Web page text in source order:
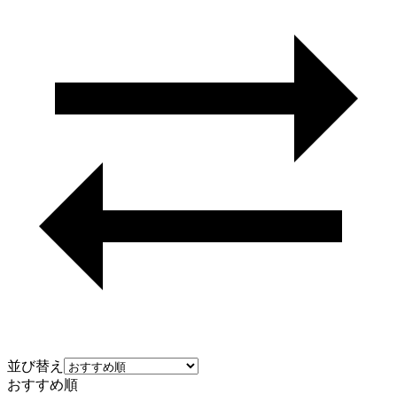
並び替え
おすすめ順